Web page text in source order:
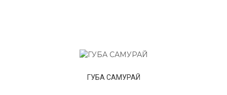
ГУБА САМУРАЙ